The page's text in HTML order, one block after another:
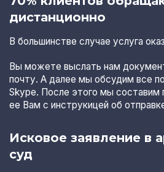
дистанционно
В большинстве случае услуга
Вы можете выслать нам
почту. А далее мы обсудим все
Skype. После этого мы составим
ее Вам с инструкицей об
Исковое заявление в
суд